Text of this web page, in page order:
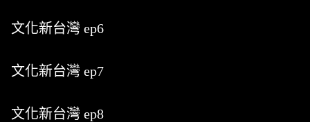
文化新台灣 ep6
文化新台灣 ep7
文化新台灣 ep8